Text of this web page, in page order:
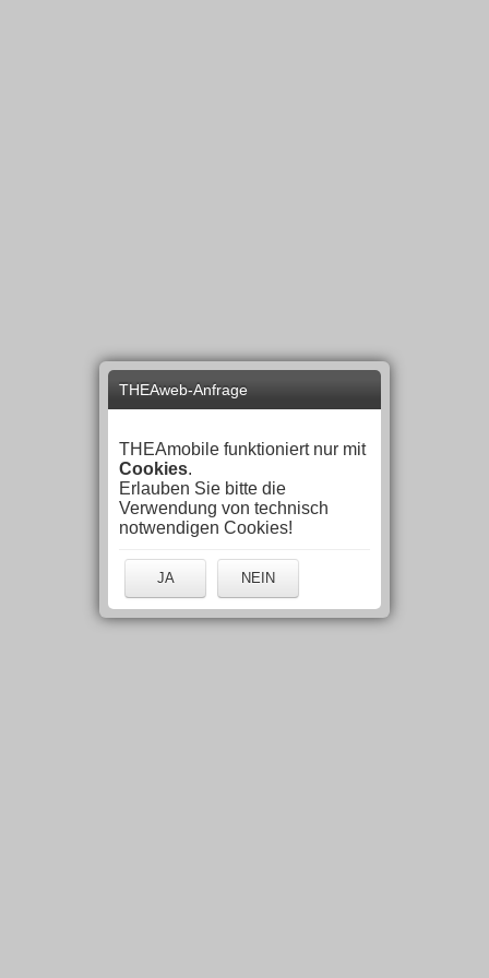
THEAweb-Anfrage
THEAmobile funktioniert nur mit
Cookies.
Erlauben Sie bitte die
Verwendung von technisch
notwendigen Cookies!
JA NEIN